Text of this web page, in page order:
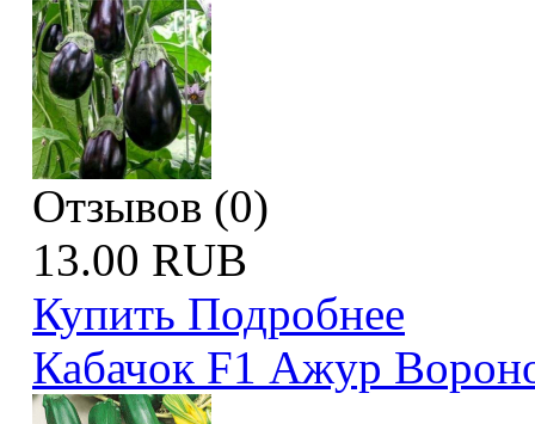
Отзывов (0)
13.00 RUB
Купить Подробнее
Кабачок F1 Ажур